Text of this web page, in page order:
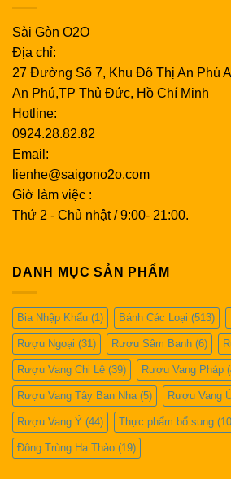
Giữ đúng chiếc ly của bạn
Nghi thức dùng đồ thủy tinh cũng
của toàn bộ trải nghiệm uống
rượu bằng thân ly để hơi ấm từ
rượu.Để có một tay cầm ổn định,
cái, ngón giữa và ngón trỏ của
trong khi nhẹ nhàng đặt các ngón
đế.
Ngửi hương thơm của rượu
ý các mùi hương khác nhau. Khi
Rượu càng phức tạp thì càng có
phá.
Nhấm nháp rượu
Bây giờ là lúc để uống ly rượu
gian của bạn khi thưởng thức
mảng hương vị. Để uống rượu,
và xoáy rượu trong miệng để
Sài Gòn O2O
Địa chỉ:
27 Đường Số 7, Khu Đô Thị An Phú
An Phú,TP Thủ Đức, Hồ Chí Minh
Hotline:
0924.28.82.82
Email:
lienhe@saigono2o.com
Giờ làm việc :
Thứ 2 - Chủ nhật / 9:00- 21:00.
DANH MỤC SẢN PHẨM
Bia Nhập Khẩu (1) Bánh Các Loại (513)
Rượu Ngoại (31) Rượu Sâm Banh (6)
Rượu Vang Chi Lê (39) Rượu Vang Pháp
Rượu Vang Tây Ban Nha (5) Rượu Vang
Rượu Vang Ý (44) Thực phẩm bổ sung
Đông Trùng Hạ Thảo (19)